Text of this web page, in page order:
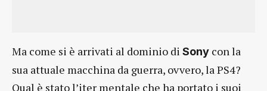
Ma come si è arrivati al dominio di Sony con la
sua attuale macchina da guerra, ovvero, la PS4?
Qual è stato l’iter mentale che ha portato i suoi